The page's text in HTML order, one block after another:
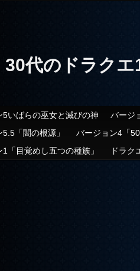
30代のドラクエ
ー
ンテンツへ移動
テンツへ移動
5いばらの巫女と滅びの神 バージ
「闇の根源」
バージョン4「
「目覚めし五つの種族」
ドラク